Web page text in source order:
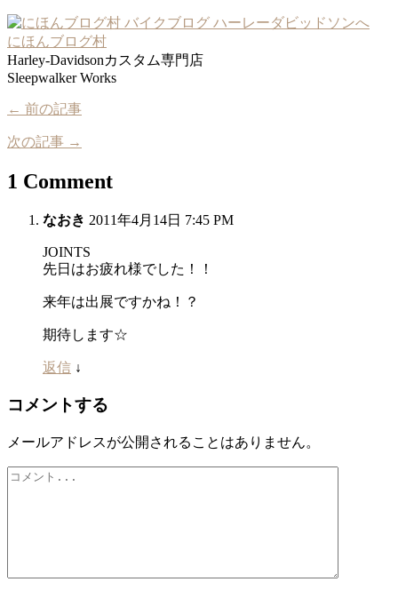
にほんブログ村
Harley-Davidsonカスタム専門店
Sleepwalker Works
← 前の記事
次の記事 →
1 Comment
なおき 2011年4月14日 7:45 PM
JOINTS
先日はお疲れ様でした！！
来年は出展ですかね！？
期待します☆
返信 ↓
コメントする
メールアドレスが公開されることはありません。